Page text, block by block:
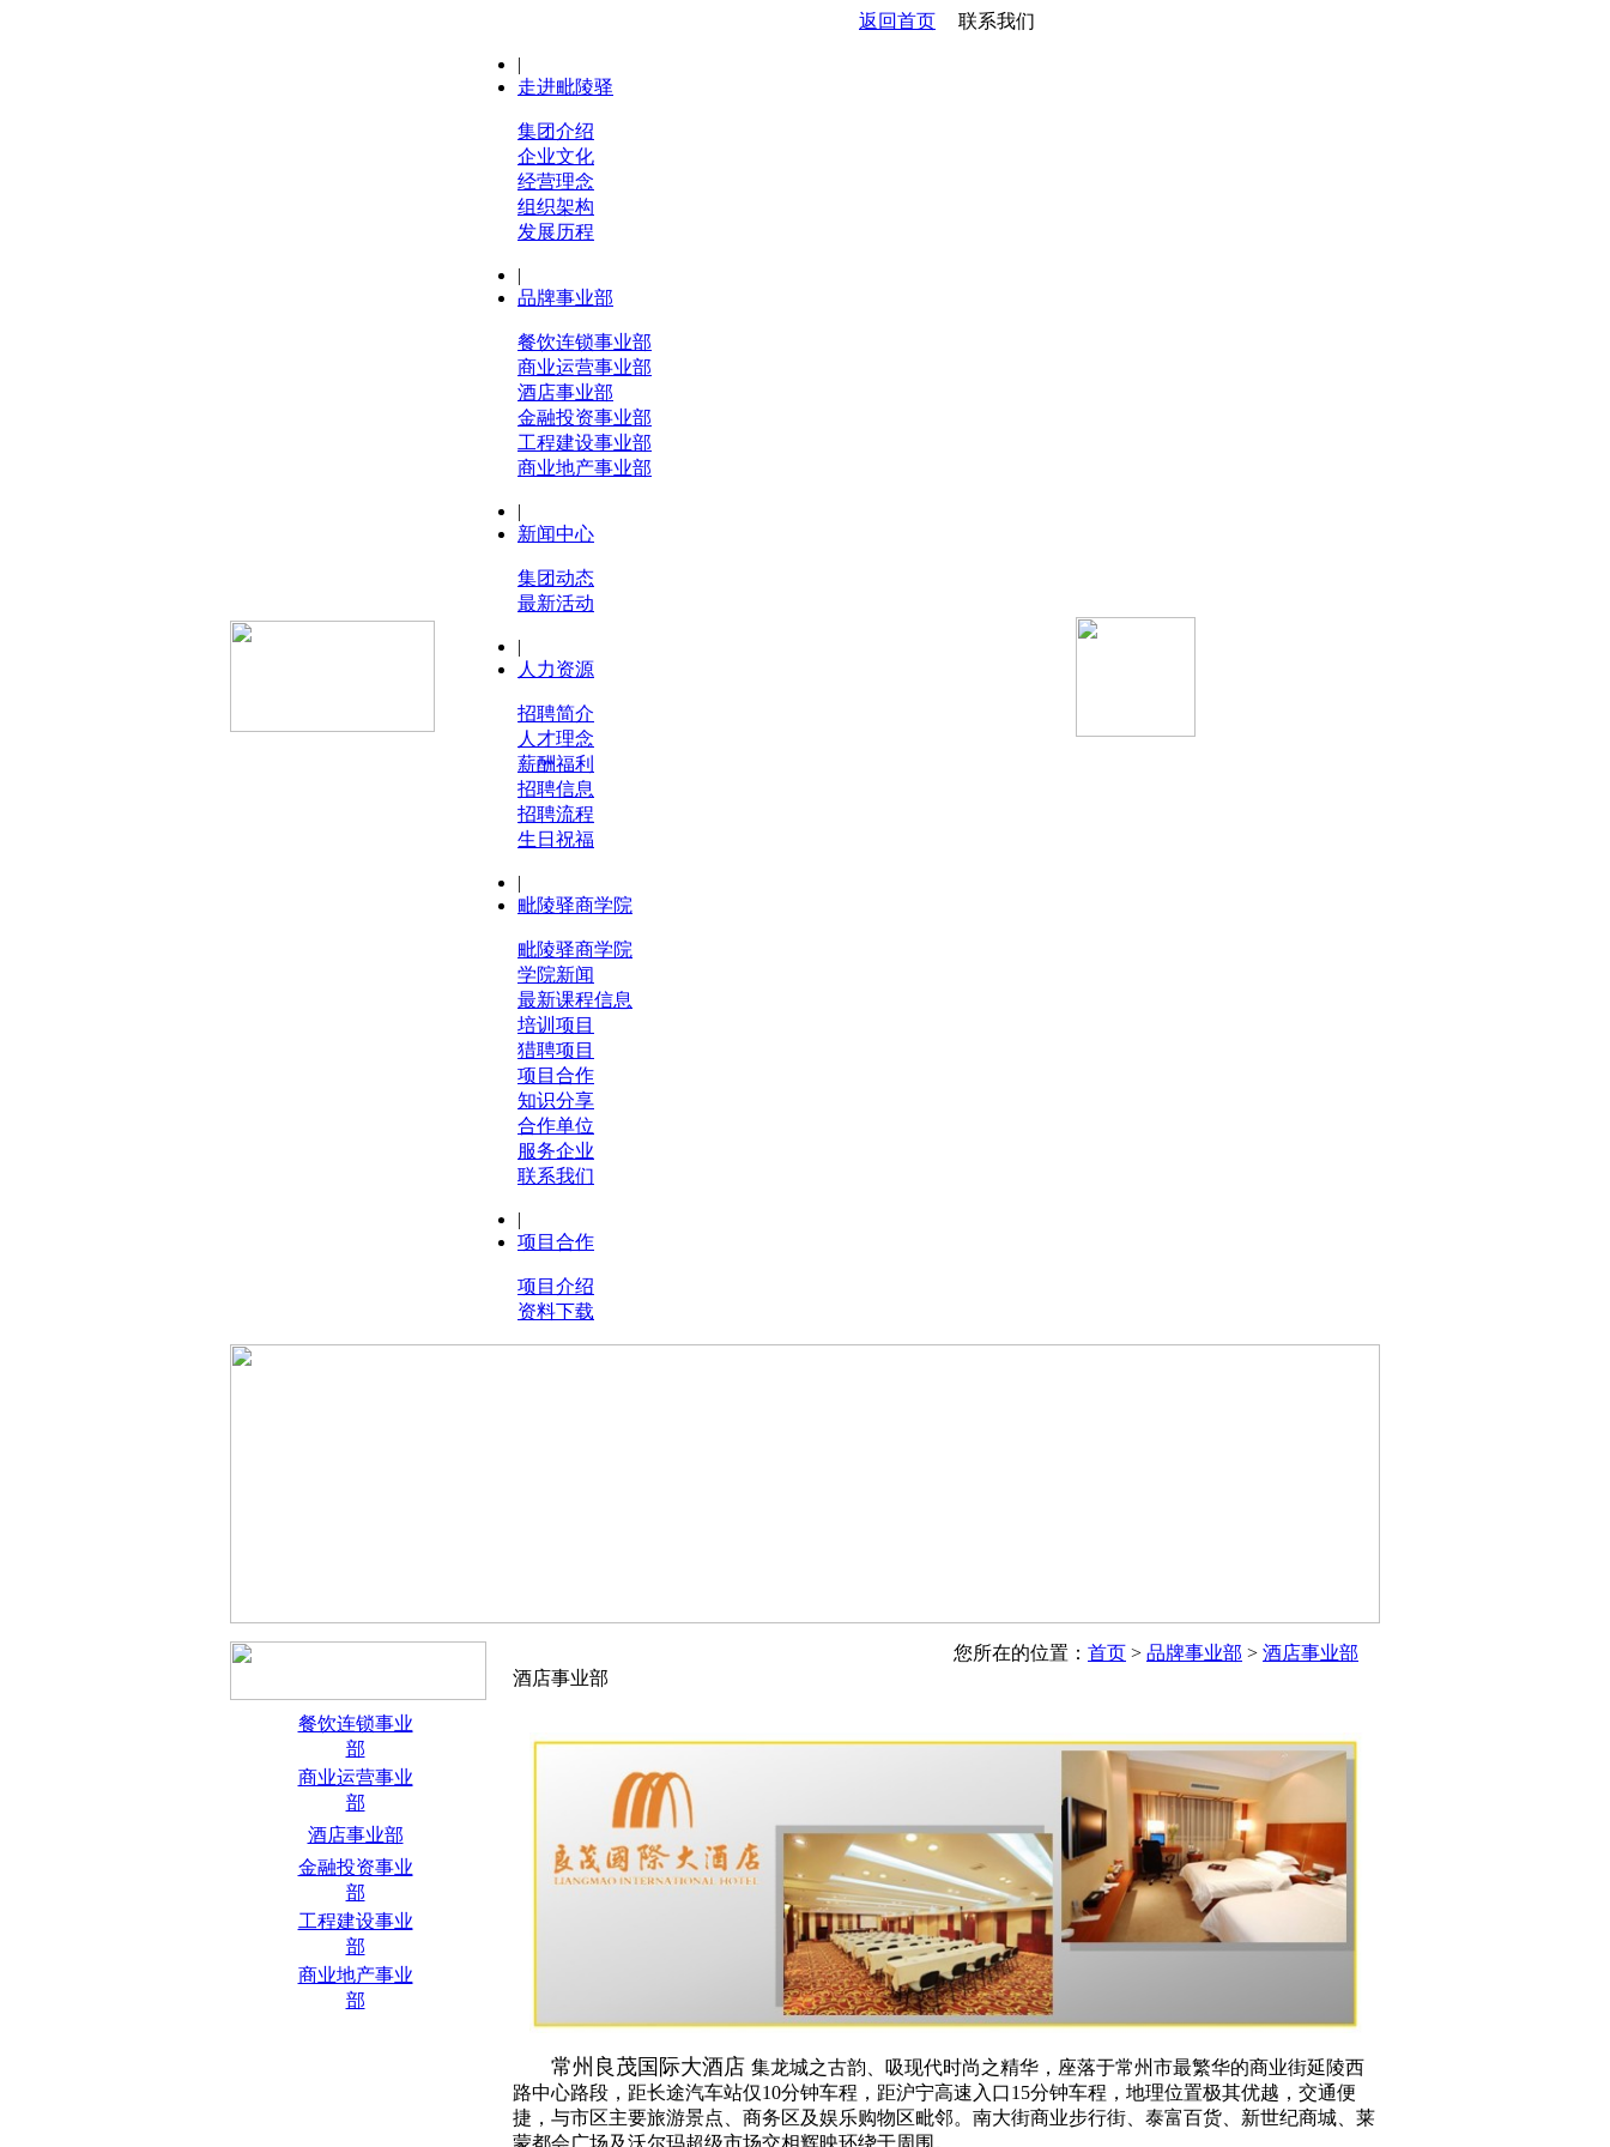
返回首页 联系我们
|
走进毗陵驿
集团介绍
企业文化
经营理念
组织架构
发展历程
|
品牌事业部
餐饮连锁事业部
商业运营事业部
酒店事业部
金融投资事业部
工程建设事业部
商业地产事业部
|
新闻中心
集团动态
最新活动
|
人力资源
招聘简介
人才理念
薪酬福利
招聘信息
招聘流程
生日祝福
|
毗陵驿商学院
毗陵驿商学院
学院新闻
最新课程信息
培训项目
猎聘项目
项目合作
知识分享
合作单位
服务企业
联系我们
|
项目合作
项目介绍
资料下载
餐饮连锁事业
部
商业运营事业
部
酒店事业部
金融投资事业
部
工程建设事业
部
商业地产事业
部
您所在的位置： 首页 > 品牌事业部 > 酒店事业部
酒店事业部
常州良茂国际大酒店 集龙城之古韵、吸现代时尚之精华，座落于常州市最繁华的商业街延陵西
路中心路段，距长途汽车站仅10分钟车程，距沪宁高速入口15分钟车程，地理位置极其优越，交通便
捷，与市区主要旅游景点、商务区及娱乐购物区毗邻。南大街商业步行街、泰富百货、新世纪商城、莱
蒙都会广场及沃尔玛超级市场交相辉映环绕于周围。